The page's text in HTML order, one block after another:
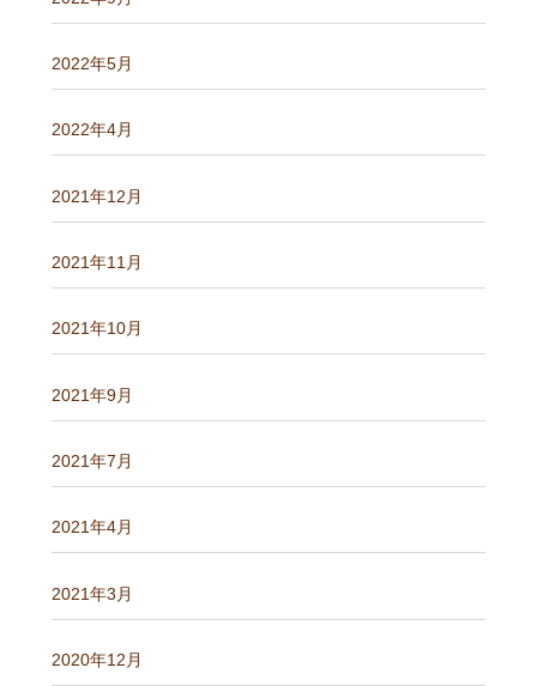
2022年5月
2022年4月
2021年12月
2021年11月
2021年10月
2021年9月
2021年7月
2021年4月
2021年3月
2020年12月